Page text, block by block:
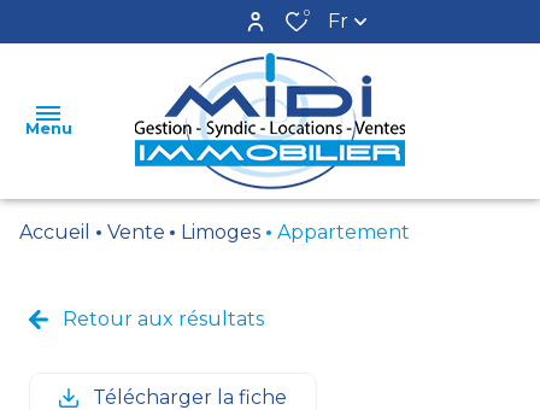
0 Fr
Menu
LOCATIONS
Accueil Vente Limoges Appartement
Retour aux résultats
Télécharger la fiche